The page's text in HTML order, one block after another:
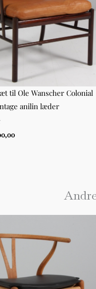
til Ole Wanscher Colonial
anilin læder